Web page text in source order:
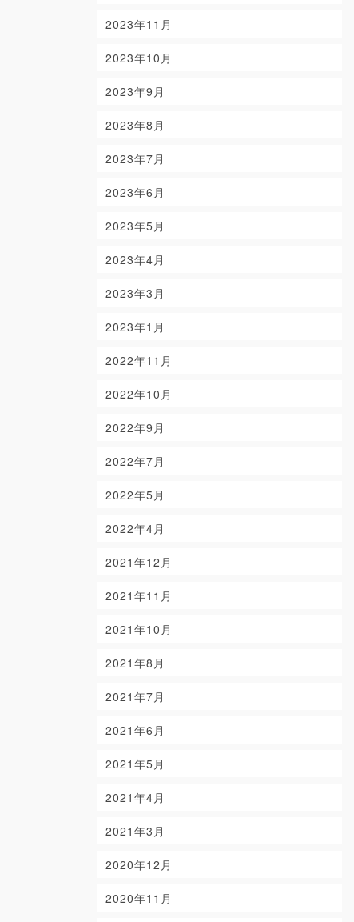
2023年11月
2023年10月
2023年9月
2023年8月
2023年7月
2023年6月
2023年5月
2023年4月
2023年3月
2023年1月
2022年11月
2022年10月
2022年9月
2022年7月
2022年5月
2022年4月
2021年12月
2021年11月
2021年10月
2021年8月
2021年7月
2021年6月
2021年5月
2021年4月
2021年3月
2020年12月
2020年11月